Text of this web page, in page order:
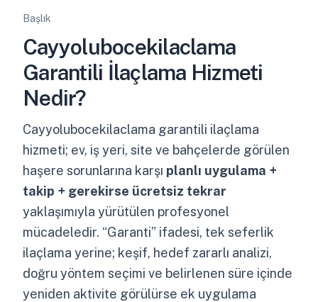
Başlık
Cayyolubocekilaclama
Garantili İlaçlama Hizmeti
Nedir?
Cayyolubocekilaclama garantili ilaçlama
hizmeti; ev, iş yeri, site ve bahçelerde görülen
haşere sorunlarına karşı planlı uygulama +
takip + gerekirse ücretsiz tekrar
yaklaşımıyla yürütülen profesyonel
mücadeledir. “Garanti” ifadesi, tek seferlik
ilaçlama yerine; keşif, hedef zararlı analizi,
doğru yöntem seçimi ve belirlenen süre içinde
yeniden aktivite görülürse ek uygulama